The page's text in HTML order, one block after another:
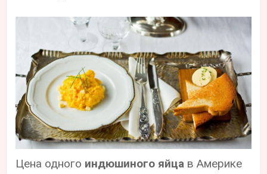
Цена одного индюшиного яйца в Америке